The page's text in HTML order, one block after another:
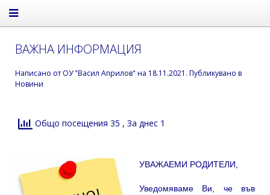
ВАЖНА ИНФОРМАЦИЯ
Написано от ОУ "Васил Априлов" на 18.11.2021 . Публикувано в
Новини
Общо посещения 35 , За днес 1
УВАЖАЕМИ РОДИТЕЛИ,
Уведомяваме Ви, че във